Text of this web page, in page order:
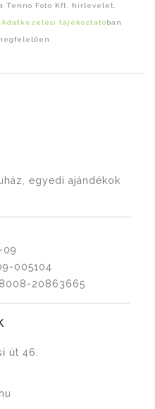
Tenno Foto Kft. hírlevelet,
Adatkezelési tájékoztatóban
egyedi ajándékok
09
005104
20863665
út 46.